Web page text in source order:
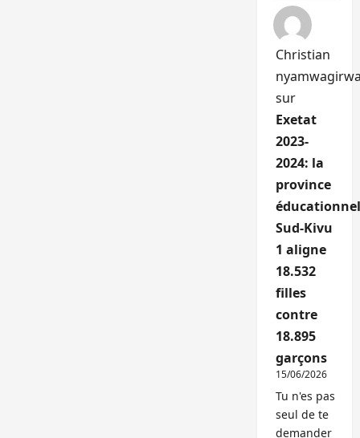
Christian
sur
Exetat
2023-
2024: la
province
Sud-Kivu
1 aligne
18.532
filles
contre
18.895
garçons
15/06/2026
Tu n'es pas
seul de te
demander